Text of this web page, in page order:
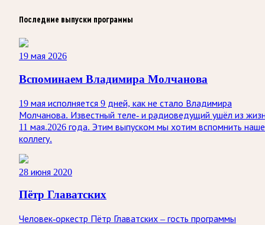
Последние выпуски программы
19 мая 2026
Вспоминаем Владимира Молчанова
19 мая исполняется 9 дней, как не стало Владимира
Молчанова. Известный теле‑ и радиоведущий ушёл из
11 мая.2026 года. Этим выпуском мы хотим вспомнить
коллегу.
28 июня 2020
Пётр Главатских
Человек-оркестр Пётр Главатских – гость программы